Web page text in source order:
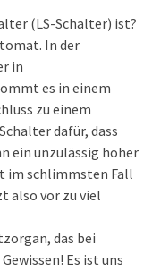
(LS-Schalter) ist?
In der
in
es in einem
zu einem
dafür, dass
ein unzulässig hoher
im schlimmsten Fall
also vor zu viel
das bei
Es ist uns